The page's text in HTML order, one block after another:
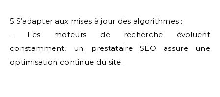
5.S’adapter aux mises à jour des algorithmes :
– Les moteurs de recherche évoluent
constamment, un prestataire SEO assure une
optimisation continue du site.